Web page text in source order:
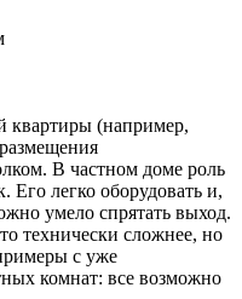
квартиры (например,
В частном доме роль
Его легко оборудовать и,
умело спрятать выход.
технически сложнее, но
с уже
комнат: все возможно